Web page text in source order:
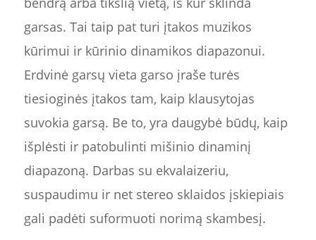
garsas. Tai taip pat turi įtakos muzikos
kūrimui ir kūrinio dinamikos diapazonui.
Erdvinė garsų vieta garso įraše turės
tiesioginės įtakos tam, kaip klausytojas
suvokia garsą. Be to, yra daugybė būdų, kaip
išplėsti ir patobulinti mišinio dinaminį
diapazoną. Darbas su ekvalaizeriu,
suspaudimu ir net stereo sklaidos įskiepiais
gali padėti suformuoti norimą skambesį.